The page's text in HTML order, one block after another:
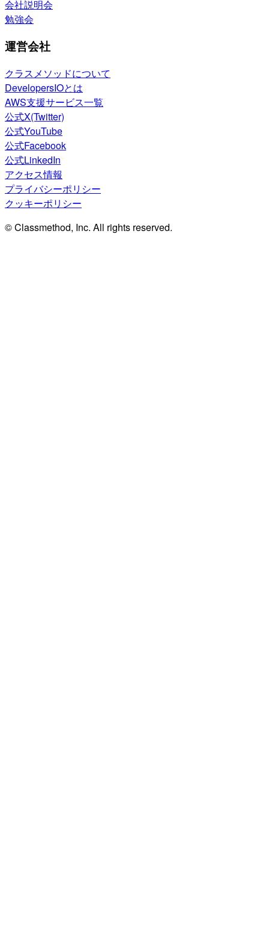
会社説明会
勉強会
運営会社
クラスメソッドについて
DevelopersIOとは
AWS支援サービス一覧
公式X(Twitter)
公式YouTube
公式Facebook
公式LinkedIn
アクセス情報
プライバシーポリシー
クッキーポリシー
© Classmethod, Inc. All rights reserved.